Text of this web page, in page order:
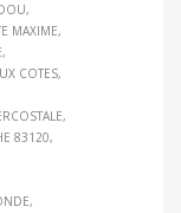
MAXIME
COTES
83120